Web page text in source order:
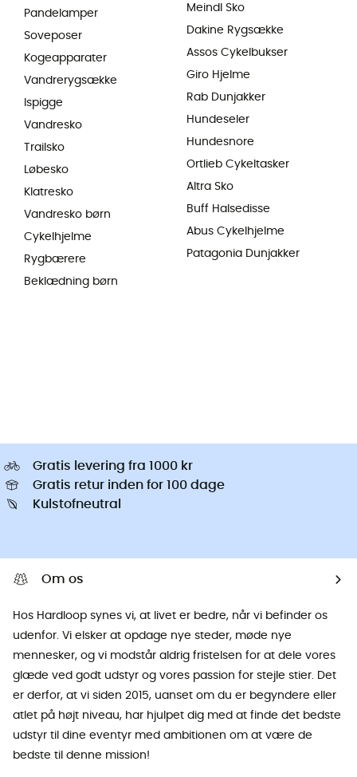
Pandelamper
Soveposer
Kogeapparater
Vandrerygsække
Ispigge
Vandresko
Trailsko
Løbesko
Klatresko
Vandresko børn
Cykelhjelme
Rygbærere
Beklædning børn
Meindl Sko
Dakine Rygsække
Assos Cykelbukser
Giro Hjelme
Rab Dunjakker
Hundeseler
Hundesnore
Ortlieb Cykeltasker
Altra Sko
Buff Halsedisse
Abus Cykelhjelme
Patagonia Dunjakker
Gratis levering fra 1000 kr
Gratis retur inden for 100 dage
Kulstofneutral
Om os
Hos Hardloop synes vi, at livet er bedre, når vi befinder os
udenfor. Vi elsker at opdage nye steder, møde nye
mennesker, og vi modstår aldrig fristelsen for at dele vores
glæde ved godt udstyr og vores passion for stejle stier. Det
er derfor, at vi siden 2015, uanset om du er begyndere eller
atlet på højt niveau, har hjulpet dig med at finde det bedste
udstyr til dine eventyr med ambitionen om at være de
bedste til denne mission!